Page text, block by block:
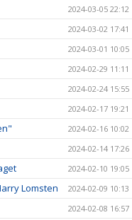
2024-03-05 22:12
2024-03-02 17:41
2024-03-01 10:05
2024-02-29 11:11
2024-02-24 15:55
2024-02-17 19:21
2024-02-16 10:02
2024-02-14 17:26
2024-02-10 19:05
Lomsten 2024-02-09 10:13
2024-02-08 16:57